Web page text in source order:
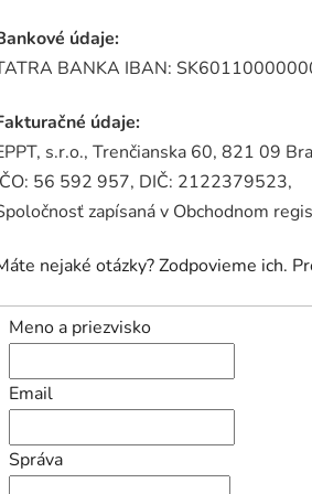
údaje:
BANKA IBAN:
údaje:
s.r.o., Trenčianska 60, 821 09
56 592 957, DIČ: 2122379523,
zapísaná v Obchodnom
nejaké otázky? Zodpovieme ich.
Meno a priezvisko
Email
Správa